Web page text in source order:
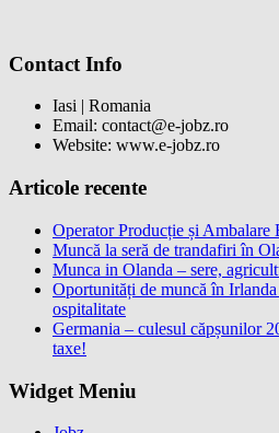
Contact Info
Iasi | Romania
Email: contact@e-jobz.ro
Website: www.e-jobz.ro
Articole recente
Operator Producție și Ambalare
Muncă la seră de trandafiri în
Munca in Olanda – sere,
Oportunități de muncă în
ospitalitate
Germania – culesul căpșunilor
taxe!
Widget Meniu